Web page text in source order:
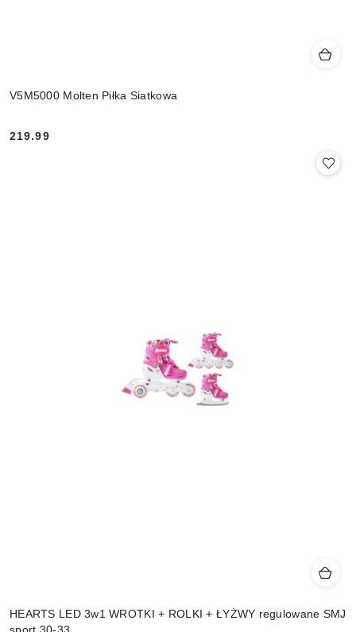
V5M5000 Molten Piłka Siatkowa
Cena:
219.99
HEARTS LED 3w1 WROTKI + ROLKI + ŁYŻWY regulowane SMJ
sport 30-33